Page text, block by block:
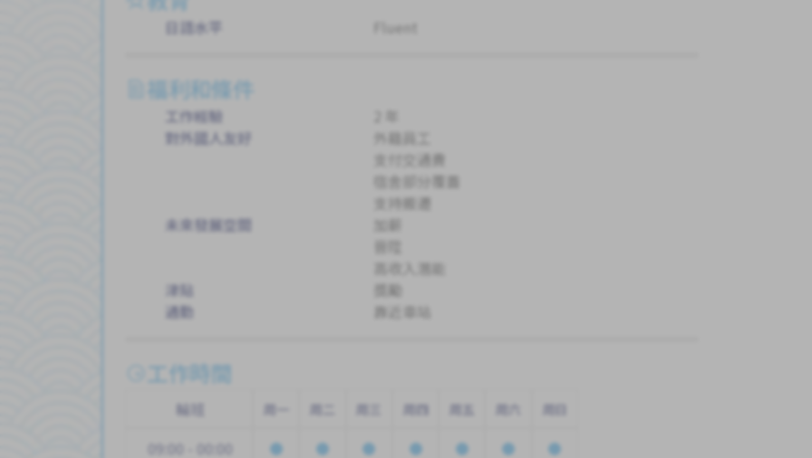
日語水平 Fluent
福利和條件
工作經驗
2 年
對外國人友好
外籍員工
支付交通費
宿舍部分覆蓋
支持搬遷
未來發展空間
加薪
高收入潛能
津貼
獎勵
通勤
靠近車站
工作時間
輪班 周一 周二 周三 周四 周五 周六 周日
09:00 - 00:00